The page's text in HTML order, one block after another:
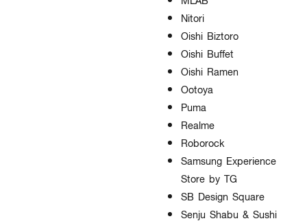
Nitori
Oishi Biztoro
Oishi Buffet
Oishi Ramen
Ootoya
Puma
Realme
Roborock
Samsung Experience
Store by TG
SB Design Square
Senju Shabu & Sushi